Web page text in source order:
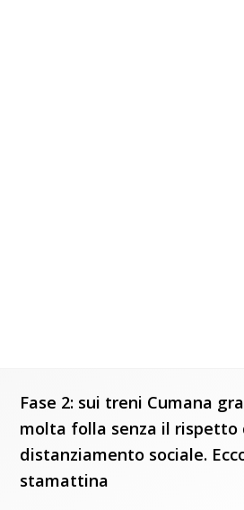
Fase 2: sui treni Cumana
molta folla senza il rispetto
distanziamento sociale.
stamattina